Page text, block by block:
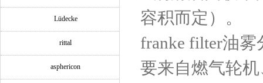
Lüdecke
rittal
asphericon
容积而定）。
franke filter油
要来自燃气轮